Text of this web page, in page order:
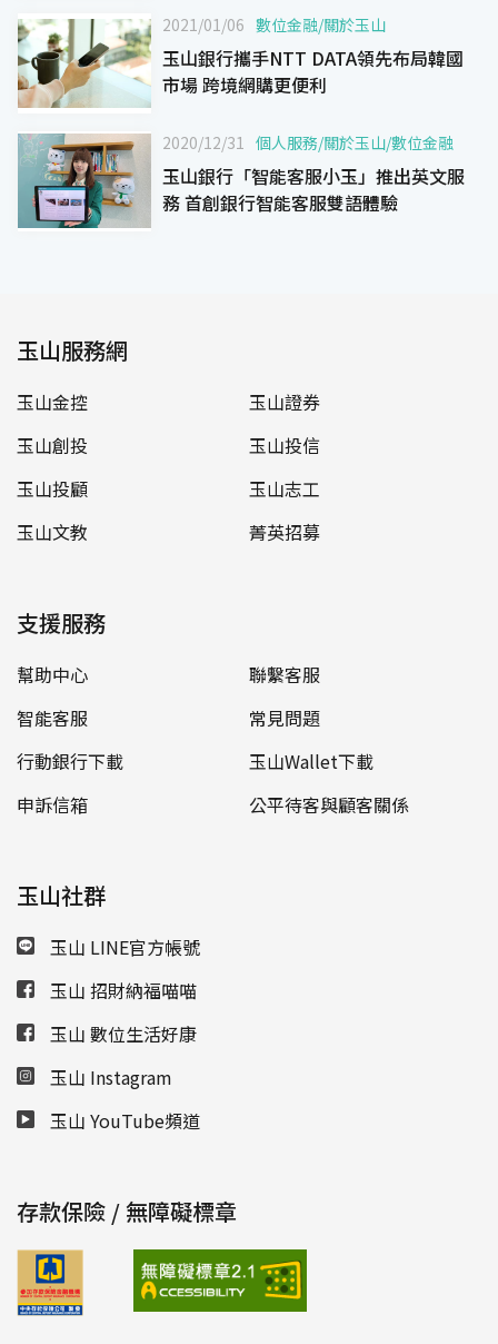
2021/01/06 數位金融/關於玉山
玉山銀行攜手NTT DATA領先布局韓國
市場 跨境網購更便利
2020/12/31 個人服務/關於玉山/數位金融
玉山銀行「智能客服小玉」推出英文服
務 首創銀行智能客服雙語體驗
玉山服務網
玉山金控
玉山證券
玉山創投
玉山投信
玉山投顧
玉山志工
玉山文教
菁英招募
支援服務
幫助中心
聯繫客服
智能客服
常見問題
行動銀行下載
玉山Wallet下載
申訴信箱
公平待客與顧客關係
玉山社群
玉山 LINE官方帳號
玉山 招財納福喵喵
玉山 數位生活好康
玉山 Instagram
玉山 YouTube頻道
存款保險 / 無障礙標章